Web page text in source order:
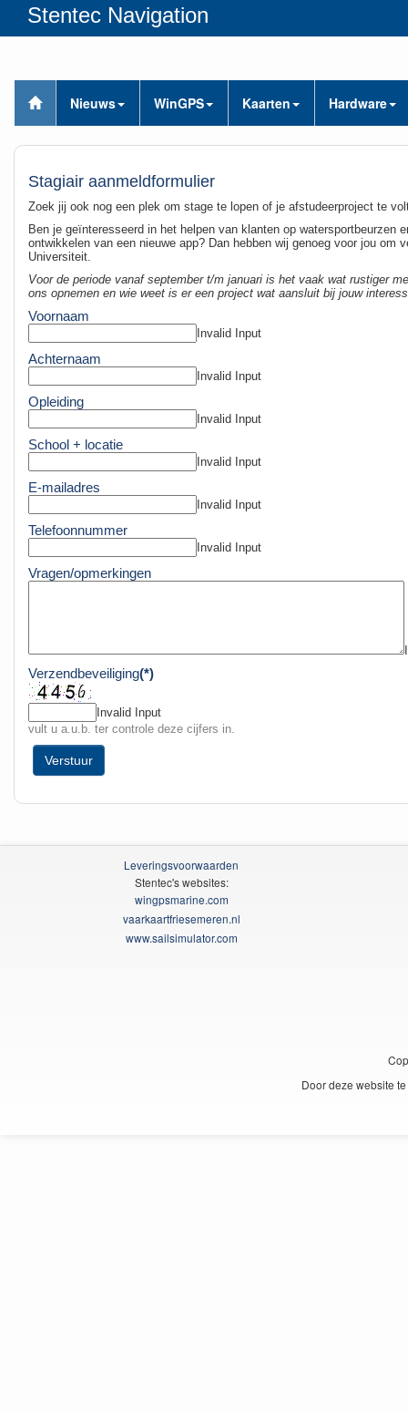
Stentec Navigation
Nieuws WinGPS Kaarten Hardware
Stagiair aanmeldformulier
Zoek jij ook nog een plek om stage te lopen of je afstudeerproject te
Ben je geïnteresseerd in het helpen van klanten op
ontwikkelen van een nieuwe app? Dan hebben wij genoeg voor jou
Universiteit.
Voor de periode vanaf september t/m januari is het vaak wat rustiger
ons opnemen en wie weet is er een project wat aansluit bij jouw
Voornaam
Invalid Input
Achternaam
Invalid Input
Opleiding
Invalid Input
School + locatie
Invalid Input
E-mailadres
Invalid Input
Telefoonnummer
Invalid Input
Vragen/opmerkingen
Verzendbeveiliging(*)
Invalid Input
vult u a.u.b. ter controle deze cijfers in.
Leveringsvoorwaarden
Stentec's websites:
wingpsmarine.com
vaarkaartfriesemeren.nl
www.sailsimulator.com
Door deze website